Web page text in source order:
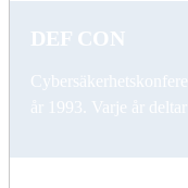
DEF CON
år 1993. Varje år